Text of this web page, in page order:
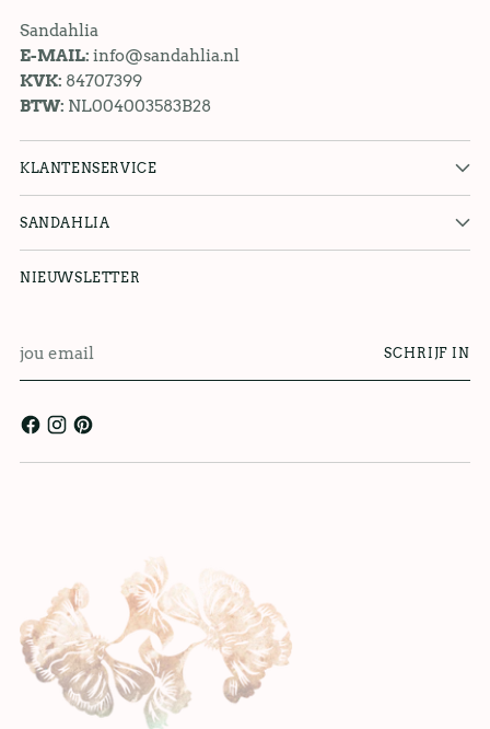
Sandahlia
E-MAIL: info@sandahlia.nl
KVK: 84707399
BTW: NL004003583B28
KLANTENSERVICE
SANDAHLIA
NIEUWSLETTER
email
SCHRIJF IN